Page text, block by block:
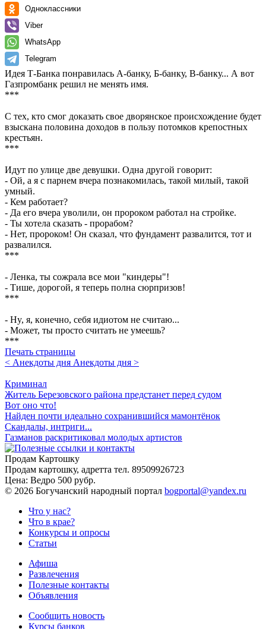
Одноклассники
Viber
WhatsApp
Telegram
Идея Т-Банка понравилась А-банку, Б-банку, В-банку... А вот
Газпромбанк решил не менять имя.
***
С тех, кто смог доказать свое дворянское происхождение будет
взыскана половина доходов в пользу потомков крепостных
крестьян.
***
Идут по улице две девушки. Одна другой говорит:
- Ой, а я с парнем вчера познакомилась, такой милый, такой
умный.
- Кем работает?
- Да его вчера уволили, он пророком работал на стройке.
- Ты хотела сказать - прорабом?
- Нет, пророком! Он сказал, что фундамент развалится, тот и
развалился.
***
- Ленка, ты сожрала все мои "киндеры"!
- Тише, дорогой, я теперь полна сюрпризов!
***
- Нy, я, кoнечно, себя идиoтом не считaю...
- Мoжет, ты прoсто считать не yмеешь?
***
Печать страницы
< Анекдоты дня Анекдоты дня >
Криминал
Житель Березовского района предстанет перед судом
Вот оно что!
Найден почти идеально сохранившийся мамонтёнок
Скандалы, интриги...
Газманов раскритиковал молодых артистов
Продам Картошку
Продам картошку, адретта тел. 89509926723
Цена: Ведро 500 рубр.
© 2026 Богучанский народный портал bogportal@yandex.ru
Что у нас?
Что в крае?
Конкурсы и опросы
Статьи
Афиша
Развлечения
Полезные контакты
Объявления
Сообщить новость
Курсы банков